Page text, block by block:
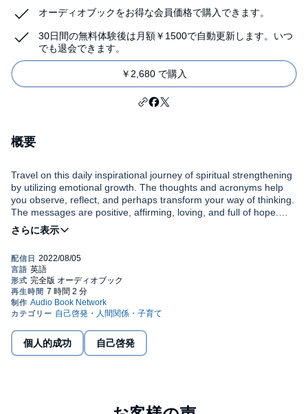
オーディオブックをお得な会員価格で購入できます。
30日間の無料体験後は月額￥1500で自動更新します。いつ
でも退会できます。
￥2,680 で購入
概要
Travel on this daily inspirational journey of spiritual strengthening
by utilizing emotional growth. The thoughts and acronyms help
you observe, reflect, and perhaps transform your way of thinking.
The messages are positive, affirming, loving, and full of hope.
Each day provides a morning and evening meditation designed to
help you realize your true potential as a spiritual being having
Let a path of positive thoughts lead you to positive words and
actions. Let the discovery begin….
©2021 Page Publishing Inc (P)2022 Audio Book Network
個人的成功 自己啓発